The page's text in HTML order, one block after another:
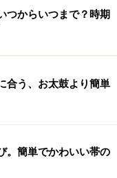
るのも良いかもし
前は関東では羽二
いました。また、喪
（「
つからいつまで？時期
合う、お太鼓より簡単
。簡単でかわいい帯の